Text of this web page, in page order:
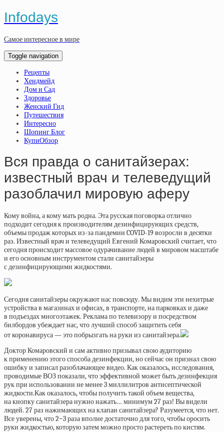
Infodays
Самое интересное в мире
Toggle navigation
Рецепты
Хендмейд
Дом и Сад
Здоровье
Женский Гид
Путешествия
Интересно
Шопинг Блог
КупиОбзор
Вся правда о санитайзерах:
известный врач и телеведущий
разоблачил мировую аферу
Кому война, а кому мать родна. Эта русская поговорка отлично
подходит сегодня к производителям дезинфицирующих средств,
объемы продаж которых из-за пандемии COVID-19 возросли в десятки
раз. Известный врач и телеведущий Евгений Комаровский считает, что
сегодня происходит массовое одурачивание людей в мировом масштабе
и его основным инструментом стали санитайзеры
с дезинфицирующими жидкостями.
Сегодня санитайзеры окружают нас повсюду. Мы видим эти нехитрые
устройства в магазинах и офисах, в транспорте, на парковках и даже
в подъездах многоэтажек. Реклама по телевизору и посредством
билбордов убеждает нас, что лучший способ защитить себя
от коронавируса — это побрызгать на руки из санитайзера.
Доктор Комаровский и сам активно призывал свою аудиторию
к применению этого способа дезинфекции, но сейчас он признал свою
ошибку и записал разоблачающее видео. Как оказалось, исследования,
проводимые ВОЗ показали, что эффективной может быть дезинфекция
рук при использовании не менее 3 миллилитров антисептической
жидкости.Как оказалось, чтобы получить такой объем вещества,
на кнопку санитайзера нужно нажать… минимум 27 раз! Вы видели
людей. 27 раз нажимающих на клапан санитайзера? Разумеется, что нет.
Все уверены, что 2−3 раза вполне достаточно для того, чтобы оросить
руки жидкостью, которую затем можно просто растереть по кистям.